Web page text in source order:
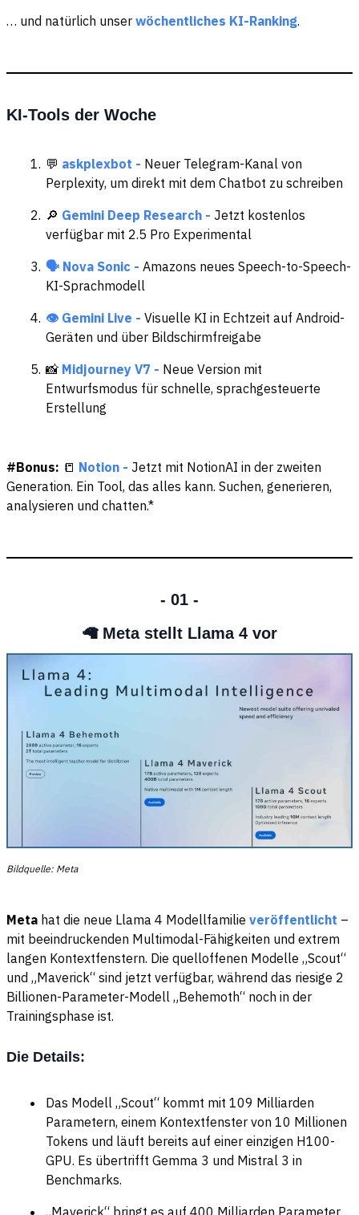
… und natürlich unser wöchentliches KI-Ranking.
KI-Tools der Woche
💬 askplexbot - Neuer Telegram-Kanal von
Perplexity, um direkt mit dem Chatbot zu schreiben
🔎 Gemini Deep Research - Jetzt kostenlos
verfügbar mit 2.5 Pro Experimental
🗣️ Nova Sonic - Amazons neues Speech-to-Speech-
KI-Sprachmodell
👁️ Gemini Live - Visuelle KI in Echtzeit auf Android-
Geräten und über Bildschirmfreigabe
📸 Midjourney V7 - Neue Version mit
Entwurfsmodus für schnelle, sprachgesteuerte
Erstellung
#Bonus: 📒 Notion - Jetzt mit NotionAI in der zweiten
Generation. Ein Tool, das alles kann. Suchen, generieren,
analysieren und chatten.*
- 01 -
🦙 Meta stellt Llama 4 vor
Bildquelle: Meta
Meta hat die neue Llama 4 Modellfamilie veröffentlicht –
mit beeindruckenden Multimodal-Fähigkeiten und extrem
langen Kontextfenstern. Die quelloffenen Modelle „Scout“
und „Maverick“ sind jetzt verfügbar, während das riesige 2
Billionen-Parameter-Modell „Behemoth“ noch in der
Trainingsphase ist.
Die Details:
Das Modell „Scout“ kommt mit 109 Milliarden
Parametern, einem Kontextfenster von 10 Millionen
Tokens und läuft bereits auf einer einzigen H100-
GPU. Es übertrifft Gemma 3 und Mistral 3 in
Benchmarks.